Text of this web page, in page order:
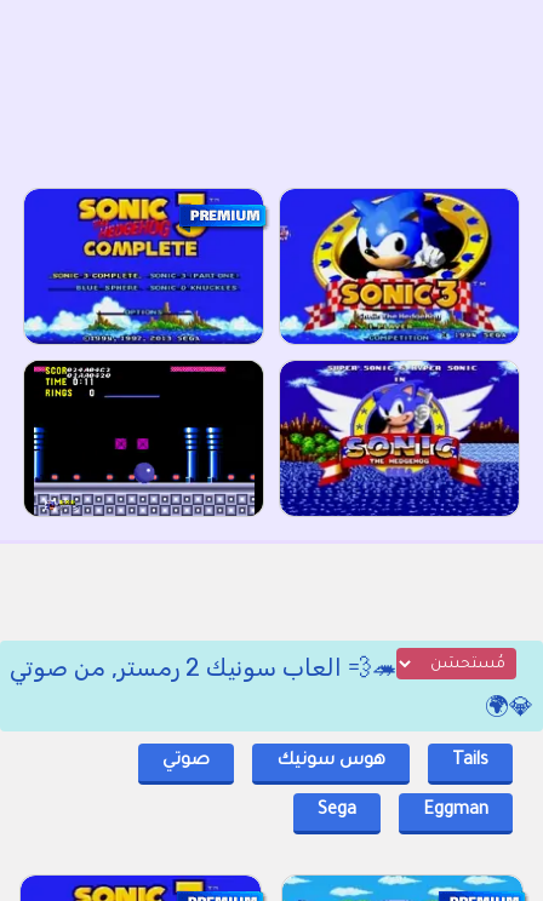
🦔💨 العاب سونيك 2 رمستر, من صوتي
💎🌍
Tails هوس سونيك صوتي
Eggman
Sega